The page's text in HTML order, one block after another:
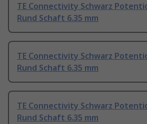
TE Connectivity Schwarz
Rund Schaft 6.35 mm
TE Connectivity Schwarz
Rund Schaft 6.35 mm
TE Connectivity Schwarz
Rund Schaft 6.35 mm